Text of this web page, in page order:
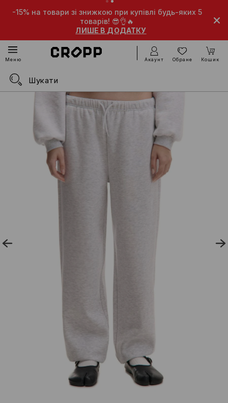
-15% на товари зі знижкою при купівлі будь-яких 5
товарів! 😎👌🔥
ЛИШЕ В ДОДАТКУ
Меню Акаунт Обране Кошик